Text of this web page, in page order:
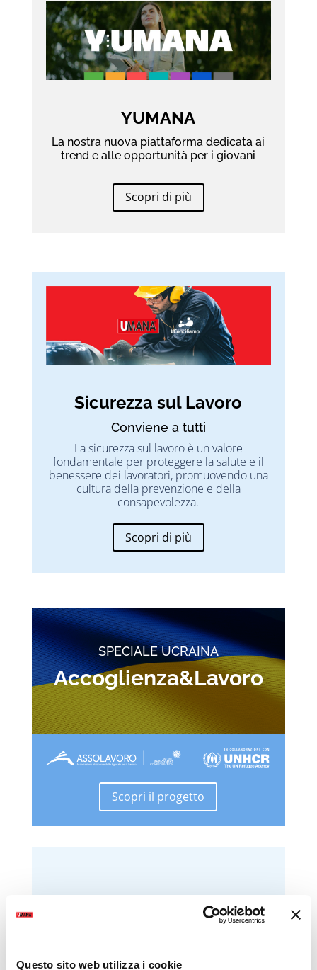
Questo sito web utilizza i cookie
YUMANA
La nostra nuova piattaforma dedicata ai
trend e alle opportunità per i giovani
Scopri di più
Sicurezza sul Lavoro
Conviene a tutti
La sicurezza sul lavoro è un valore
fondamentale per proteggere la salute e il
benessere dei lavoratori, promuovendo una
cultura della prevenzione e della
consapevolezza.
Scopri di più
SPECIALE UCRAINA
Accoglienza&Lavoro
Scopri il progetto